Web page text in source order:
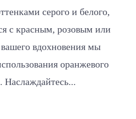
серого и белого,
с красным, розовым или
вдохновения мы
оранжевого
Наслаждайтесь...